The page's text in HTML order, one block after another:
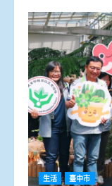
生活 臺中市